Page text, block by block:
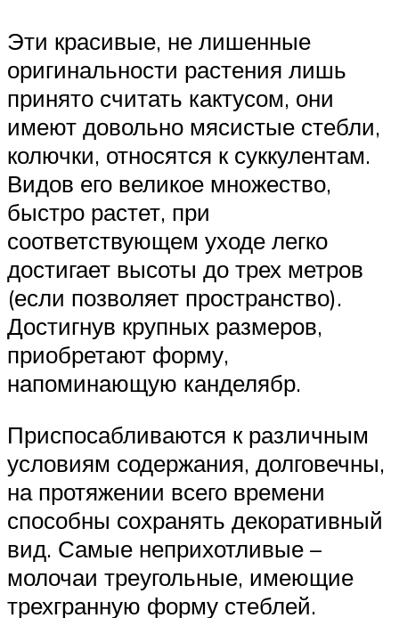
Эти красивые, не лишенные
оригинальности растения лишь
принято считать кактусом, они
имеют довольно мясистые стебли,
колючки, относятся к суккулентам.
Видов его великое множество,
быстро растет, при
соответствующем уходе легко
достигает высоты до трех метров
(если позволяет пространство).
Достигнув крупных размеров,
приобретают форму,
напоминающую канделябр.
Приспосабливаются к различным
условиям содержания, долговечны,
на протяжении всего времени
способны сохранять декоративный
вид. Самые неприхотливые –
молочаи треугольные, имеющие
трехгранную форму стеблей.